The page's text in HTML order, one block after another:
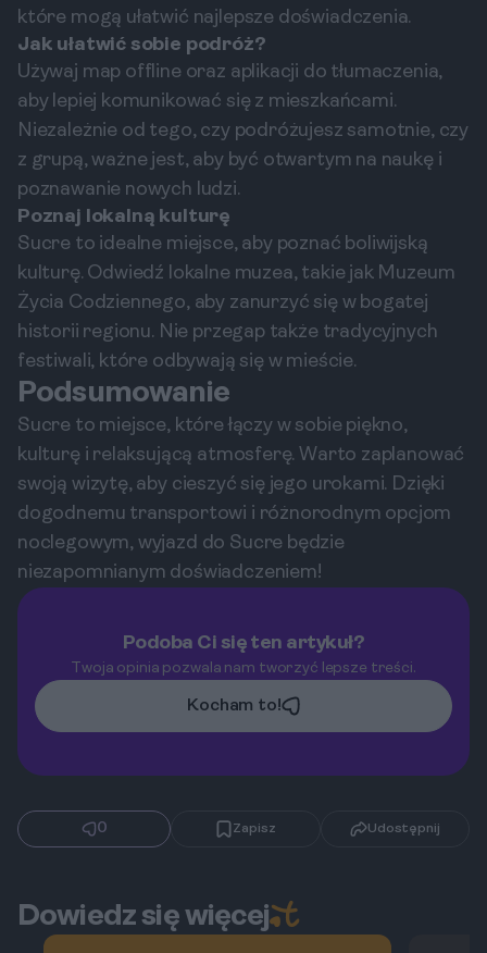
które mogą ułatwić najlepsze doświadczenia.
Jak ułatwić sobie podróż?
Używaj map offline oraz aplikacji do tłumaczenia,
aby lepiej komunikować się z mieszkańcami.
Niezależnie od tego, czy podróżujesz samotnie, czy
z grupą, ważne jest, aby być otwartym na naukę i
poznawanie nowych ludzi.
Poznaj lokalną kulturę
Sucre to idealne miejsce, aby poznać boliwijską
kulturę. Odwiedź lokalne muzea, takie jak Muzeum
Życia Codziennego, aby zanurzyć się w bogatej
historii regionu. Nie przegap także tradycyjnych
festiwali, które odbywają się w mieście.
Podsumowanie
Sucre to miejsce, które łączy w sobie piękno,
kulturę i relaksującą atmosferę. Warto zaplanować
swoją wizytę, aby cieszyć się jego urokami. Dzięki
dogodnemu transportowi i różnorodnym opcjom
noclegowym, wyjazd do Sucre będzie
niezapomnianym doświadczeniem!
Podoba Ci się ten artykuł?
Twoja opinia pozwala nam tworzyć lepsze treści.
Kocham to!
0 Zapisz Udostępnij
Dowiedz się więcej